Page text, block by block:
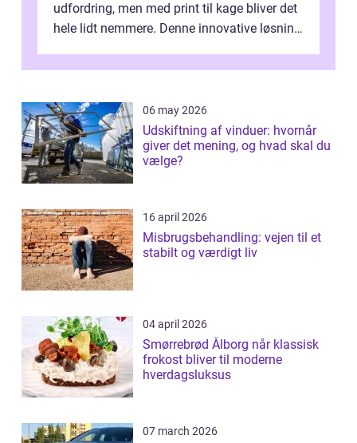
udfordring, men med print til kage bliver det
hele lidt nemmere. Denne innovative løsning
06 may 2026
Udskiftning af vinduer: hvornår
giver det mening, og hvad skal du
vælge?
16 april 2026
Misbrugsbehandling: vejen til et
stabilt og værdigt liv
04 april 2026
Smørrebrød Ålborg når klassisk
frokost bliver til moderne
hverdagsluksus
07 march 2026